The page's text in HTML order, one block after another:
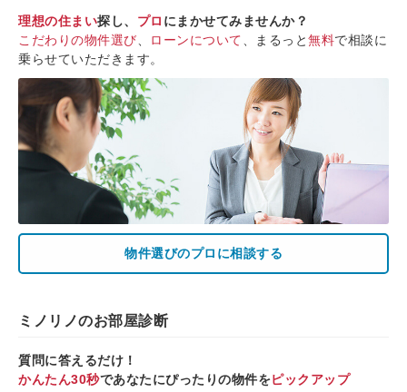
理想の住まい探し、 プロ にまかせてみませんか？
こだわりの物件選び
ローンについて 、まるっと無料で相談に
乗らせていただきます。
物件選びのプロに相談する
ミノリノのお部屋診断
質問に答えるだけ！
かんたん30秒であなたにぴったりの物件をピックアップ